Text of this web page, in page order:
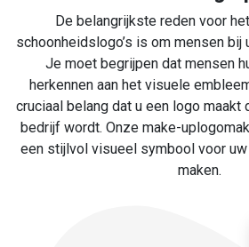
De belangrijkste reden voor
schoonheidslogo’s is om mensen bij
Je moet begrijpen dat mensen
herkennen aan het visuele
cruciaal belang dat u een logo maakt
bedrijf wordt. Onze make-
een stijlvol visueel symbool voor
maken.